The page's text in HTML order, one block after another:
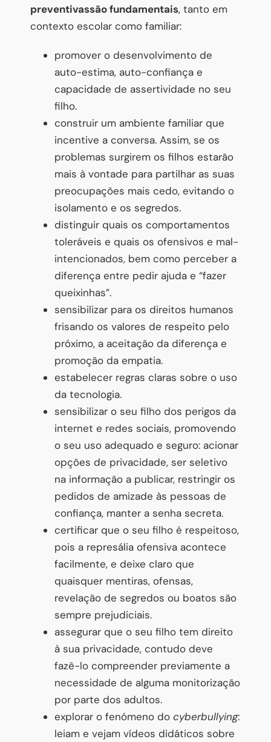
preventivassão fundamentais, tanto em
contexto escolar como familiar:
promover o desenvolvimento de
auto-estima, auto-confiança e
capacidade de assertividade no seu
filho.
construir um ambiente familiar que
incentive a conversa. Assim, se os
problemas surgirem os filhos estarão
mais à vontade para partilhar as suas
preocupações mais cedo, evitando o
isolamento e os segredos.
distinguir quais os comportamentos
toleráveis e quais os ofensivos e mal-
intencionados, bem como perceber a
diferença entre pedir ajuda e “fazer
queixinhas”.
sensibilizar para os direitos humanos
frisando os valores de respeito pelo
próximo, a aceitação da diferença e
promoção da empatia.
estabelecer regras claras sobre o uso
da tecnologia.
sensibilizar o seu filho dos perigos da
internet e redes sociais, promovendo
o seu uso adequado e seguro: acionar
opções de privacidade, ser seletivo
na informação a publicar, restringir os
pedidos de amizade às pessoas de
confiança, manter a senha secreta.
certificar que o seu filho é respeitoso,
pois a represália ofensiva acontece
facilmente, e deixe claro que
quaisquer mentiras, ofensas,
revelação de segredos ou boatos são
sempre prejudiciais.
assegurar que o seu filho tem direito
à sua privacidade, contudo deve
fazê-lo compreender previamente a
necessidade de alguma monitorização
por parte dos adultos.
explorar o fenómeno do cyberbullying:
leiam e vejam vídeos didáticos sobre